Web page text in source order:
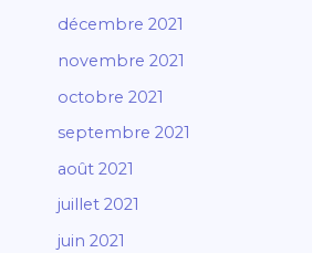
décembre 2021
novembre 2021
octobre 2021
septembre 2021
août 2021
juillet 2021
juin 2021